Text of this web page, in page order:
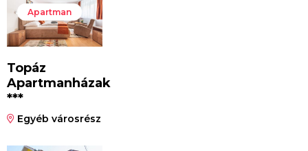
Apartman
Topáz
Apartmanházak
***
Egyéb városrész